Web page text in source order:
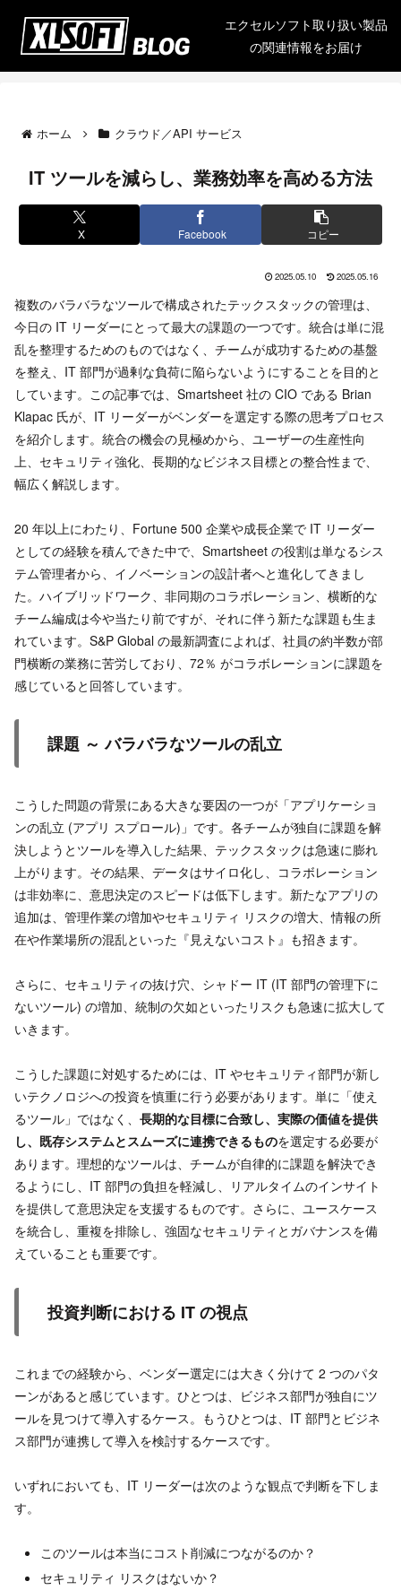
エクセルソフト取り扱い製品
の関連情報をお届け
ホーム クラウド／API サービス
IT ツールを減らし、業務効率を高める方法
X Facebook コピー
2025.05.10 2025.05.16
複数のバラバラなツールで構成されたテックスタックの管理は、
今日の IT リーダーにとって最大の課題の一つです。統合は単に混
乱を整理するためのものではなく、チームが成功するための基盤
を整え、IT 部門が過剰な負荷に陥らないようにすることを目的と
しています。この記事では、Smartsheet 社の CIO である Brian
Klapac 氏が、IT リーダーがベンダーを選定する際の思考プロセス
を紹介します。統合の機会の見極めから、ユーザーの生産性向
上、セキュリティ強化、長期的なビジネス目標との整合性まで、
幅広く解説します。
20 年以上にわたり、Fortune 500 企業や成長企業で IT リーダー
としての経験を積んできた中で、Smartsheet の役割は単なるシス
テム管理者から、イノベーションの設計者へと進化してきまし
た。ハイブリッドワーク、非同期のコラボレーション、横断的な
チーム編成は今や当たり前ですが、それに伴う新たな課題も生ま
れています。S&P Global の最新調査によれば、社員の約半数が部
門横断の業務に苦労しており、72％ がコラボレーションに課題を
感じていると回答しています。
課題 ～ バラバラなツールの乱立
こうした問題の背景にある大きな要因の一つが「アプリケーショ
ンの乱立 (アプリ スプロール)」です。各チームが独自に課題を解
決しようとツールを導入した結果、テックスタックは急速に膨れ
上がります。その結果、データはサイロ化し、コラボレーション
は非効率に、意思決定のスピードは低下します。新たなアプリの
追加は、管理作業の増加やセキュリティ リスクの増大、情報の所
在や作業場所の混乱といった『見えないコスト』も招きます。
さらに、セキュリティの抜け穴、シャドー IT (IT 部門の管理下に
ないツール) の増加、統制の欠如といったリスクも急速に拡大して
いきます。
こうした課題に対処するためには、IT やセキュリティ部門が新し
いテクノロジへの投資を慎重に行う必要があります。単に「使え
るツール」ではなく、 長期的な目標に合致し、実際の価値を提供
し、既存システムとスムーズに連携できるものを選定する必要が
あります。理想的なツールは、チームが自律的に課題を解決でき
るようにし、IT 部門の負担を軽減し、リアルタイムのインサイト
を提供して意思決定を支援するものです。さらに、ユースケース
を統合し、重複を排除し、強固なセキュリティとガバナンスを備
えていることも重要です。
投資判断における IT の視点
これまでの経験から、ベンダー選定には大きく分けて 2 つのパタ
ーンがあると感じています。ひとつは、ビジネス部門が独自にツ
ールを見つけて導入するケース。もうひとつは、IT 部門とビジネ
ス部門が連携して導入を検討するケースです。
いずれにおいても、IT リーダーは次のような観点で判断を下しま
す。
このツールは本当にコスト削減につながるのか？
セキュリティ リスクはないか？